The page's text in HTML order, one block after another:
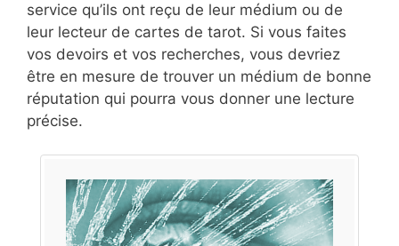
service qu’ils ont reçu de leur médium ou de
leur lecteur de cartes de tarot. Si vous faites
vos devoirs et vos recherches, vous devriez
être en mesure de trouver un médium de bonne
réputation qui pourra vous donner une lecture
précise.